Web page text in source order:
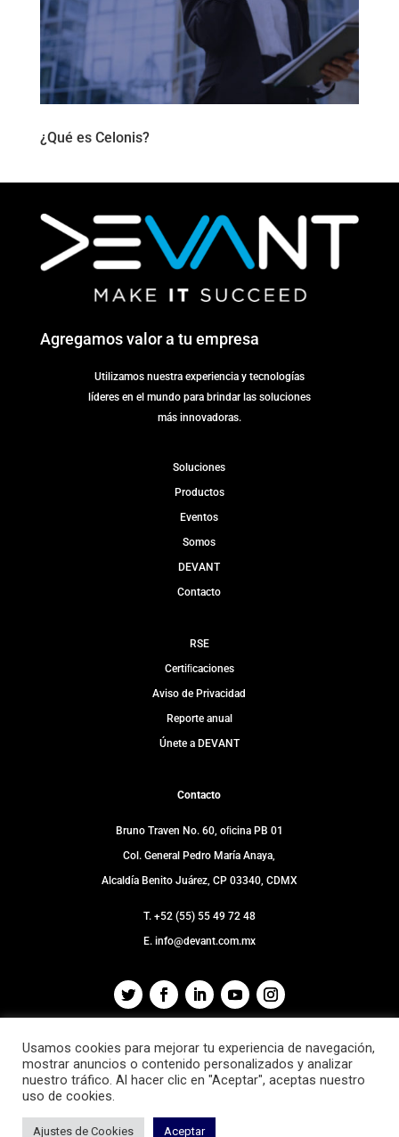
¿Qué es Celonis?
Agregamos valor a tu empresa
Utilizamos nuestra experiencia y tecnologías
líderes en el mundo para brindar las soluciones
más innovadoras.
Soluciones
Productos
Eventos
Somos
DEVANT
Contacto
RSE
Certiﬁcaciones
Aviso de Privacidad
Reporte anual
Únete a DEVANT
Contacto
Bruno Traven No. 60, oﬁcina PB 01
Col. General Pedro María Anaya,
Alcaldía Benito Juárez, CP 03340, CDMX
T. +52 (55) 55 49 72 48
E. info@devant.com.mx
Copyright — 2021 © DEVANT · DGCM S.A. de C.V.
Usamos cookies para mejorar tu experiencia de navegación,
mostrar anuncios o contenido personalizados y analizar
nuestro tráfico. Al hacer clic en "Aceptar", aceptas nuestro
uso de cookies.
Ajustes de Cookies Aceptar